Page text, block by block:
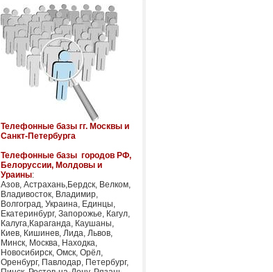
Телефонные базы гг. Москвы и
Санкт-Петербурга
Телефонные базы городов РФ,
Белоруссии, Молдовы и
Ураины:
Азов, Астрахань,Бердск, Велком,
Владивосток, Владимир,
Волгоград, Украина, Единцы,
Екатеринбург, Запорожье, Кагул,
Калуга,Караганда, Каушаны,
Киев, Кишинев, Лида, Львов,
Минск, Москва, Находка,
Новосибирск, Омск, Орёл,
Оренбург, Павлодар, Петербург,